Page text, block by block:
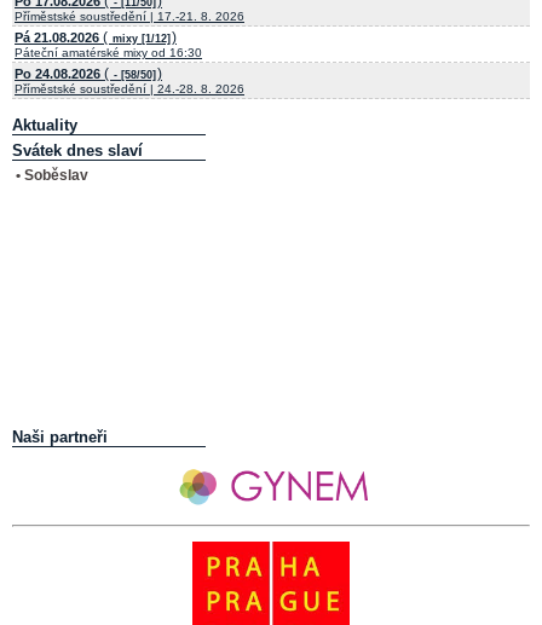
Příměstské soustředění | 17.-21. 8. 2026
Pá 21.08.2026 ( mixy [1/12] )
Páteční amatérské mixy od 16:30
Po 24.08.2026 ( - [58/50] )
Příměstské soustředění | 24.-28. 8. 2026
Aktuality
Svátek dnes slaví
• Soběslav
Naši partneři